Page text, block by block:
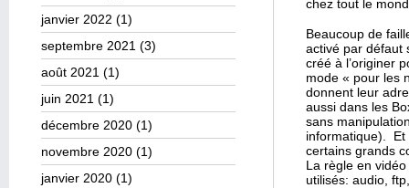
janvier 2022 (1)
septembre 2021 (3)
août 2021 (1)
juin 2021 (1)
décembre 2020 (1)
novembre 2020 (1)
janvier 2020 (1)
chez tout le
Beaucoup de
activé par défaut
créé à l’originer
mode « pour les
donnent leur
aussi dans les
sans
informatique). Et
certains grands
La règle en
utilisés: audio,